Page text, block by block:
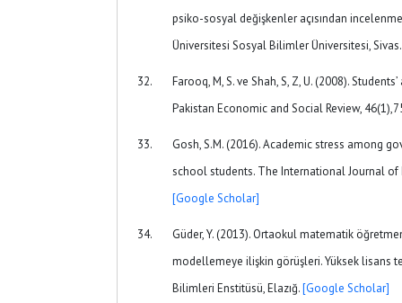
psiko-sosyal değişkenler açısından
Üniversitesi Sosyal Bilimler Üniversitesi,
Farooq, M, S. ve Shah, S, Z, U. (2008).
Pakistan Economic and Social Review,
Gosh, S.M. (2016). Academic stress among
school students. The International Journal of
[Google Scholar]
Güder, Y. (2013). Ortaokul matematik
modellemeye ilişkin görüşleri. Yüksek lisans
Bilimleri Enstitüsü, Elazığ.[Google Scholar]